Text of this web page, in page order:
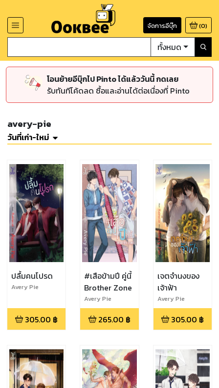
จัดการอีบุ๊ก (0)
ทั้งหมด
โอนย้ายอีบุ๊กไป Pinto ได้แล้ววันนี้ กดเลย
รับทันทีโค้ดลด ซื้อและอ่านได้ต่อเนื่องที่ Pinto
avery-pie
วันที่เก่า-ใหม่
ปลื้มคนโปรด
Avery Pie
305.00 ฿
#เสือข้ามปี คู่นี้
Brother Zone
Avery Pie
265.00 ฿
เจตจำนงของ
เจ้าฟ้า
Avery Pie
305.00 ฿